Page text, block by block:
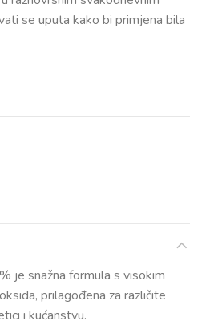
se uputa kako bi primjena bila
je snažna formula s visokim
prilagođena za različite
i kućanstvu.